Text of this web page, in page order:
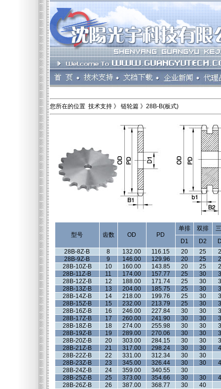
您所在的位置 技术支持 》 链轮篇 》28B-B(板式)
型号 齿数 OD PD
单排 双排
D1
D2
28B-8Z-B
8 132.00 116.15 20 25
28B-9Z-B
9 146.00 129.96 20 25
28B-10Z-B
10 160.00 143.85 20 25
28B-11Z-B
11 174.00 157.77 25 30
28B-12Z-B
12 188.00 171.74 25 30
28B-13Z-B
13 204.00 185.75 25 30
28B-14Z-B
14 218.00 199.76 25 30
28B-15Z-B
15 232.00 213.79 25 30
28B-16Z-B
16 246.00 227.84 30 30
28B-17Z-B
17 260.00 241.90 30 30
28B-18Z-B
18 274.00 255.98 30 30
28B-19Z-B
19 289.00 270.06 30 30
28B-20Z-B
20 303.00 284.15 30 30
28B-21Z-B
21 317.00 298.24 30 30
28B-22Z-B
22 331.00 312.34 30
30
28B-23Z-B
23 345.00 326.44 30 30
28B-24Z-B
24 359.00 340.55
30
28B-25Z-B
25 373.00 354.66 30 30
28B-26Z-B
26 387.00 368.77 30 40